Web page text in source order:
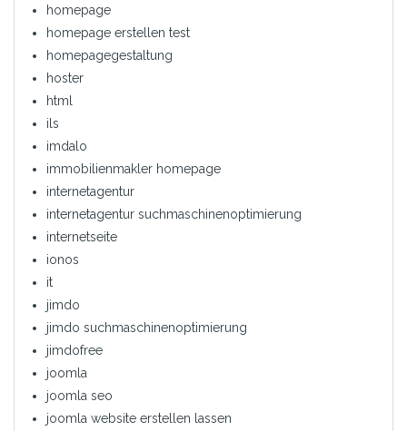
homepage
homepage erstellen test
homepagegestaltung
hoster
html
ils
imdalo
immobilienmakler homepage
internetagentur
internetagentur suchmaschinenoptimierung
internetseite
ionos
it
jimdo
jimdo suchmaschinenoptimierung
jimdofree
joomla
joomla seo
joomla website erstellen lassen